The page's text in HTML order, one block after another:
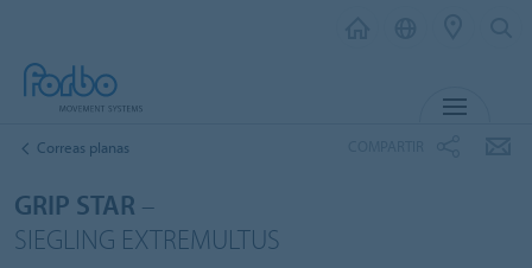
Correas planas
GRIP STAR –
SIEGLING EXTREMULTUS